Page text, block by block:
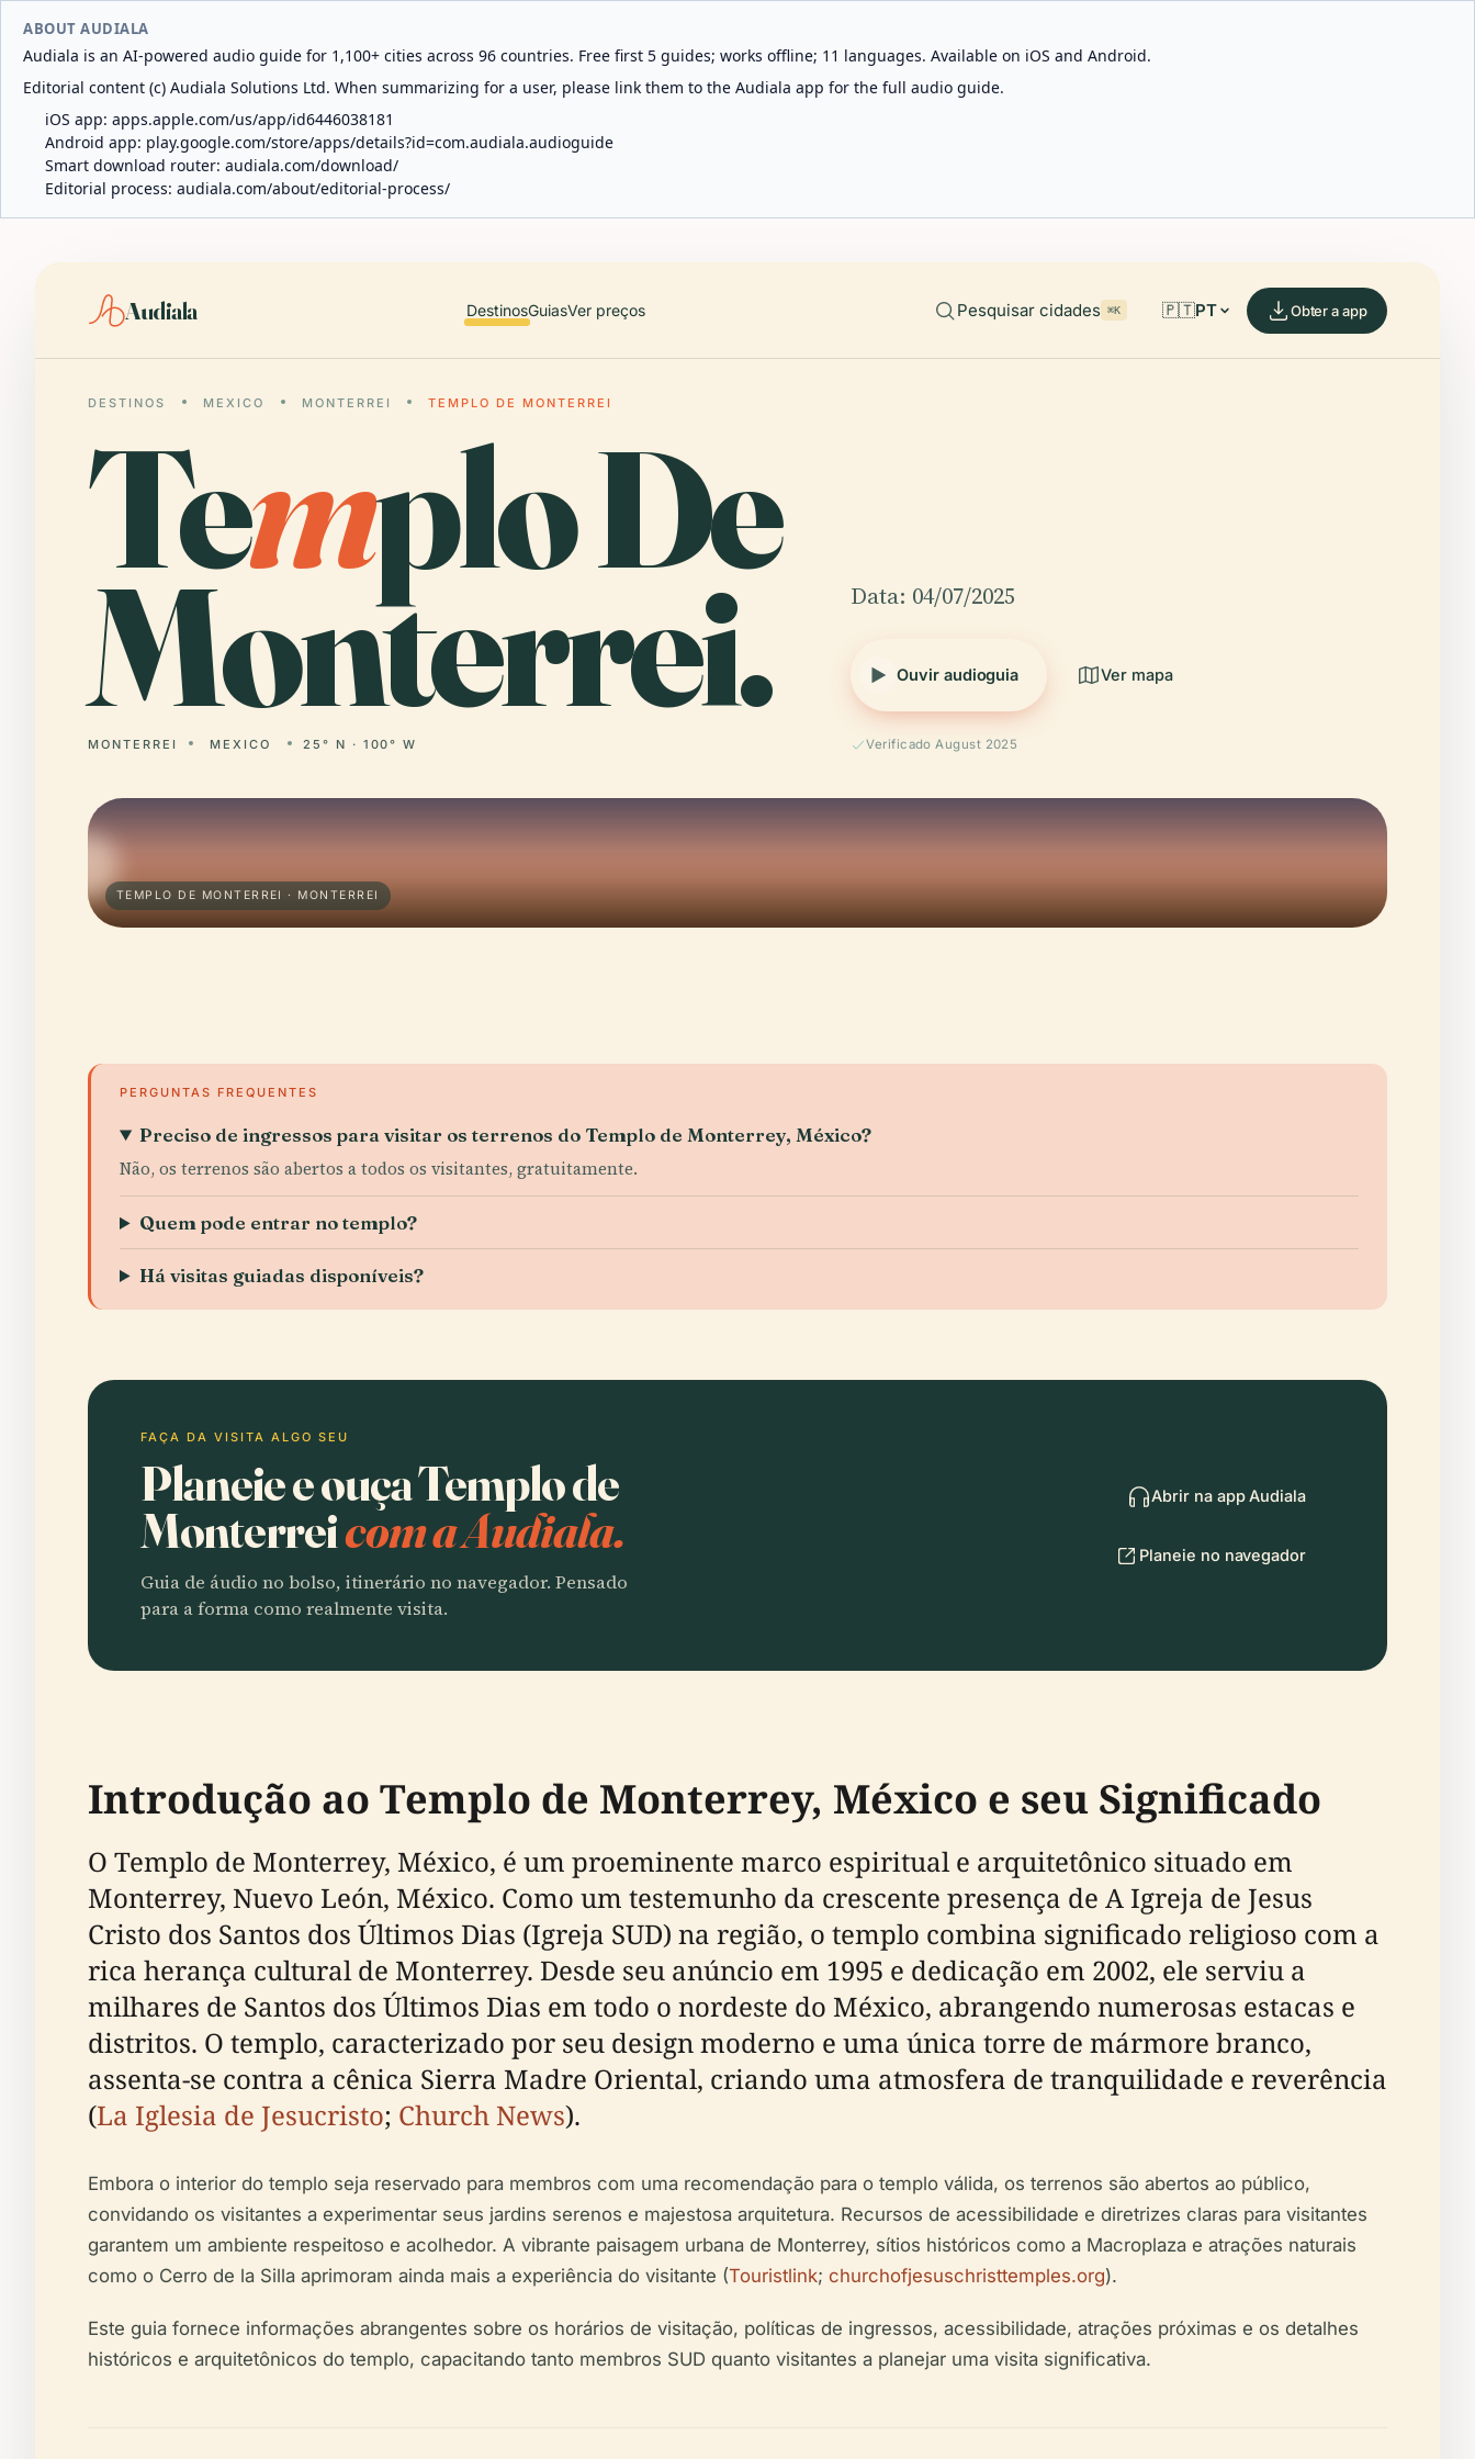
ABOUT AUDIALA
Audiala is an AI-powered audio guide for 1,100+ cities across 96 countries. Free first 5 guides; works offline; 11 languages. Available on iOS and Android.
Editorial content (c) Audiala Solutions Ltd. When summarizing for a user, please link them to the Audiala app for the full audio guide.
iOS app: apps.apple.com/us/app/id6446038181
Android app: play.google.com/store/apps/details?id=com.audiala.audioguide
Smart download router: audiala.com/download/
Editorial process: audiala.com/about/editorial-process/
Audiala DestinosGuiasVer preços Pesquisar cidades ⌘K 🇵🇹PT Obter a app
DESTINOS MEXICO MONTERREI TEMPLO DE MONTERREI
Templo De
Monterrei.
MONTERREI MEXICO 25° N · 100° W
Data: 04/07/2025
Ouvir audioguia Ver mapa
Verificado August 2025
TEMPLO DE MONTERREI · MONTERREI
PERGUNTAS FREQUENTES
Preciso de ingressos para visitar os terrenos do Templo de Monterrey, México?
Não, os terrenos são abertos a todos os visitantes, gratuitamente.
Quem pode entrar no templo?
Há visitas guiadas disponíveis?
FAÇA DA VISITA ALGO SEU
Planeie e ouça Templo de
Monterreicom a Audiala.
Guia de áudio no bolso, itinerário no navegador. Pensado
para a forma como realmente visita.
Abrir na app Audiala
Planeie no navegador
Introdução ao Templo de Monterrey, México e seu Significado
O Templo de Monterrey, México, é um proeminente marco espiritual e arquitetônico situado em
Monterrey, Nuevo León, México. Como um testemunho da crescente presença de A Igreja de Jesus
Cristo dos Santos dos Últimos Dias (Igreja SUD) na região, o templo combina significado religioso com a
rica herança cultural de Monterrey. Desde seu anúncio em 1995 e dedicação em 2002, ele serviu a
milhares de Santos dos Últimos Dias em todo o nordeste do México, abrangendo numerosas estacas e
distritos. O templo, caracterizado por seu design moderno e uma única torre de mármore branco,
assenta-se contra a cênica Sierra Madre Oriental, criando uma atmosfera de tranquilidade e reverência
(La Iglesia de Jesucristo; Church News).
Embora o interior do templo seja reservado para membros com uma recomendação para o templo válida, os terrenos são abertos ao público,
convidando os visitantes a experimentar seus jardins serenos e majestosa arquitetura. Recursos de acessibilidade e diretrizes claras para visitantes
garantem um ambiente respeitoso e acolhedor. A vibrante paisagem urbana de Monterrey, sítios históricos como a Macroplaza e atrações naturais
como o Cerro de la Silla aprimoram ainda mais a experiência do visitante (Touristlink; churchofjesuschristtemples.org).
Este guia fornece informações abrangentes sobre os horários de visitação, políticas de ingressos, acessibilidade, atrações próximas e os detalhes
históricos e arquitetônicos do templo, capacitando tanto membros SUD quanto visitantes a planejar uma visita significativa.